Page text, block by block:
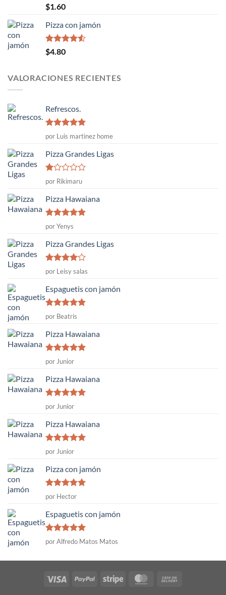
Valorado
con
de 5
$1.60
Pizza con jamón
Valorado
con
$4.80
VALORACIONES RECIENTES
Refrescos.
Valorado
con
por Luis martinez home
Pizza Grandes Ligas
Valorado
con
1
de
5
por Rikimaru
Pizza Hawaiana
Valorado
con
de 5
por Yenys
Pizza Grandes Ligas
Valorado
con
de
5
por Leisy salas
Espaguetis con jamón
Valorado
con
por Beatris
Pizza Hawaiana
Valorado
con
por Junior
Pizza Hawaiana
Valorado
con
por Junior
Pizza Hawaiana
Valorado
con
por Junior
Pizza con jamón
Valorado
con
por Hector
Espaguetis con jamón
Valorado
con
por Alfredo Matos Matos